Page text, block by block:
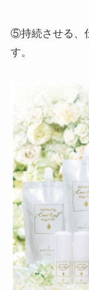
⑤持続させる、
す。